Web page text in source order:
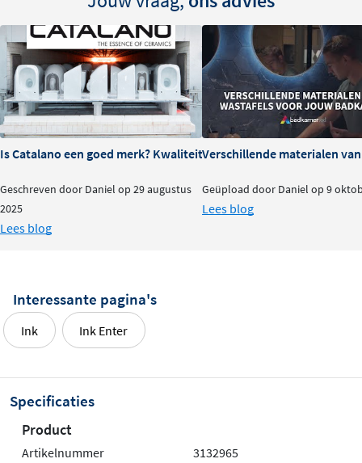
Quartz
Quartz fonteinen hebben een moderne, verfijnde
uitstraling en zijn bovendien zeer duurzaam. Ze bestaan
voor 93% uit natuurlijke quartzkorrels, gebonden met
een gekleurd hars. Dit materiaal is hard, glad en
onderhoudsvriendelijk. Verwijder gemorste vloeistoffen
direct met warm water en een zachte doek om vlekken te
schoonmaakproduct volstaat om het oppervlak schoon
en mooi te houden.
Is Catalano een goed merk? Kwaliteit en ervaringen
Geschreven door Daniel op 29 augustus
2025
Lees blog
Verschillende materialen
Geüpload door Daniel op 9
Lees blog
Interessante pagina's
Ink Ink Enter
Specificaties
Product
Artikelnummer
3132965